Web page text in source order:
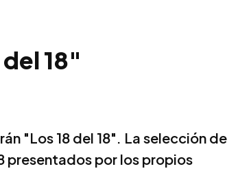
18"
"Los 18 del 18". La selección de
presentados por los propios